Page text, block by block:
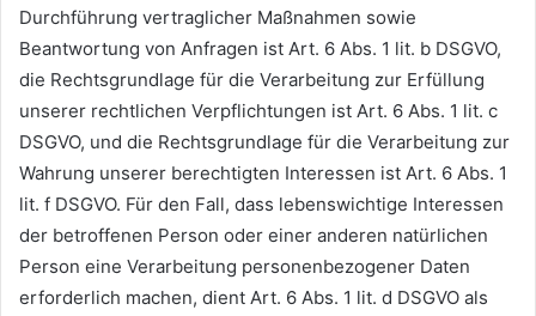
Durchführung vertraglicher Maßnahmen sowie
Beantwortung von Anfragen ist Art. 6 Abs. 1 lit. b DSGVO,
die Rechtsgrundlage für die Verarbeitung zur Erfüllung
unserer rechtlichen Verpflichtungen ist Art. 6 Abs. 1 lit. c
DSGVO, und die Rechtsgrundlage für die Verarbeitung zur
Wahrung unserer berechtigten Interessen ist Art. 6 Abs. 1
lit. f DSGVO. Für den Fall, dass lebenswichtige Interessen
der betroffenen Person oder einer anderen natürlichen
Person eine Verarbeitung personenbezogener Daten
erforderlich machen, dient Art. 6 Abs. 1 lit. d DSGVO als